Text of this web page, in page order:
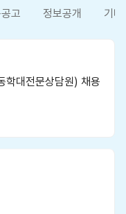
고 정보공개 기타
학대전문상담원) 채용